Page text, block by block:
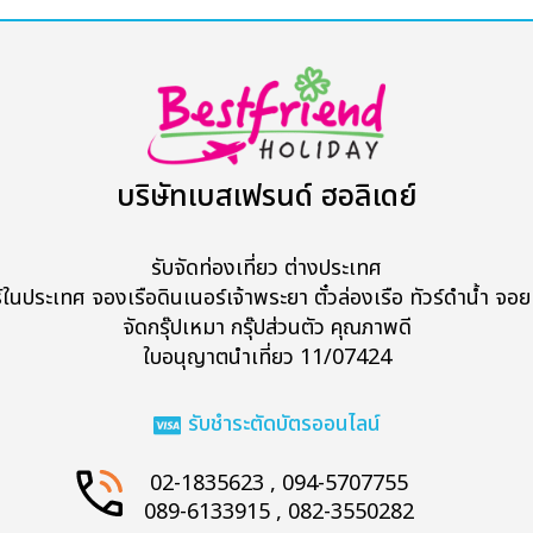
Search
บริษัทเบสเฟรนด์ ฮอลิเดย์
รับจัดท่องเที่ยว ต่างประเทศ
นประเทศ จองเรือดินเนอร์เจ้าพระยา ตั๋วล่องเรือ ทัวร์ดำน้ำ จอ
จัดกรุ๊ปเหมา กรุ๊ปส่วนตัว คุณภาพดี
ใบอนุญาตนำเที่ยว 11/07424
รับชำระตัดบัตรออนไลน์
02-1835623 , 094-5707755
089-6133915 , 082-3550282